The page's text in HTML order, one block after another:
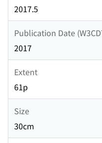
2017.5
Publication Date
2017
Extent
61p
Size
30cm